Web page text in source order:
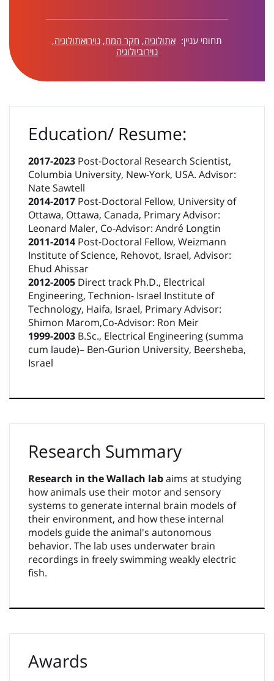
תחומי עניין: אתולוגיה, חקר המח, נוירואתולוגיה,
נוירוביולוגיה
Education/ Resume:
2017-2023 Post-Doctoral Research Scientist,
Columbia University, New-York, USA. Advisor:
Nate Sawtell
2014-2017 Post-Doctoral Fellow, University of
Ottawa, Ottawa, Canada, Primary Advisor:
Leonard Maler, Co-Advisor: André Longtin
2011-2014 Post-Doctoral Fellow, Weizmann
Institute of Science, Rehovot, Israel, Advisor:
Ehud Ahissar
2012-2005 Direct track Ph.D., Electrical
Engineering, Technion- Israel Institute of
Technology, Haifa, Israel, Primary Advisor:
Shimon Marom,Co-Advisor: Ron Meir
1999-2003 B.Sc., Electrical Engineering (summa
cum laude)– Ben-Gurion University, Beersheba,
Israel
Research Summary
Research in the Wallach labaims at studying
how animals use their motor and sensory
systems to generate internal brain models of
their environment, and how these internal
models guide the animal's autonomous
behavior. The lab uses underwater brain
recordings in freely swimming weakly electric
fish.
Awards